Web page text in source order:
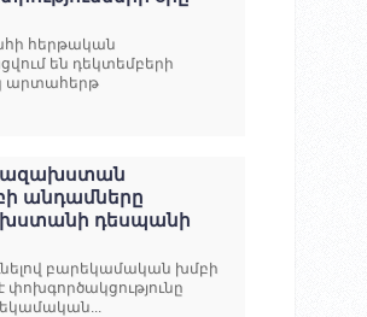
հերթական
են դեկտեմբերի
արտահերթ
անդամները
դեսպանի
բարեկամական խմբի
փոխգործակցությունը